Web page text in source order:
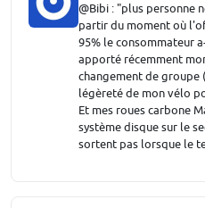
@Bibi : "plus personne
partir du moment où
95% le consommateur
apporté récemment
changement de groupe
légèreté de mon vélo
Et mes roues carbone
système disque sur le
sortent pas lorsque le